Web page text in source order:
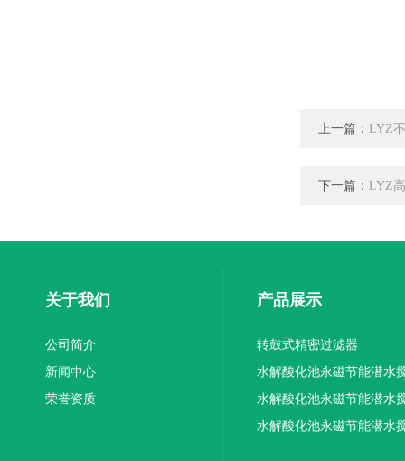
上一篇： LYZ
下一篇： LYZ
关于我们
公司简介
新闻中心
荣誉资质
产品展示
转鼓式精密过滤器
水解酸化池永磁节能潜水
机厂家供应
水解酸化池永磁节能潜水
机厂家直销
水解酸化池永磁节能潜水